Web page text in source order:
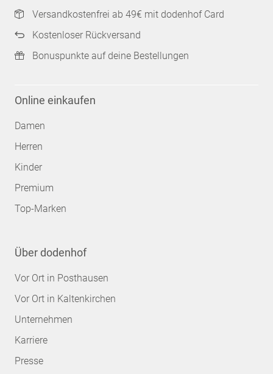
Versandkostenfrei ab 49€ mit dodenhof Card
Kostenloser Rückversand
Bonuspunkte auf deine Bestellungen
Online einkaufen
Damen
Herren
Kinder
Premium
Top-Marken
Über dodenhof
Vor Ort in Posthausen
Vor Ort in Kaltenkirchen
Unternehmen
Karriere
Presse